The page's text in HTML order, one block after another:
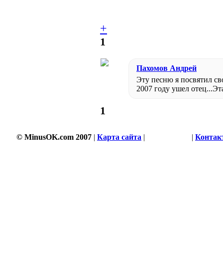
+
1
Пахомов Андрей
Эту песню я посвятил
2007 году ушел
1
© MinusOK.com 2007 | Карта сайта | |